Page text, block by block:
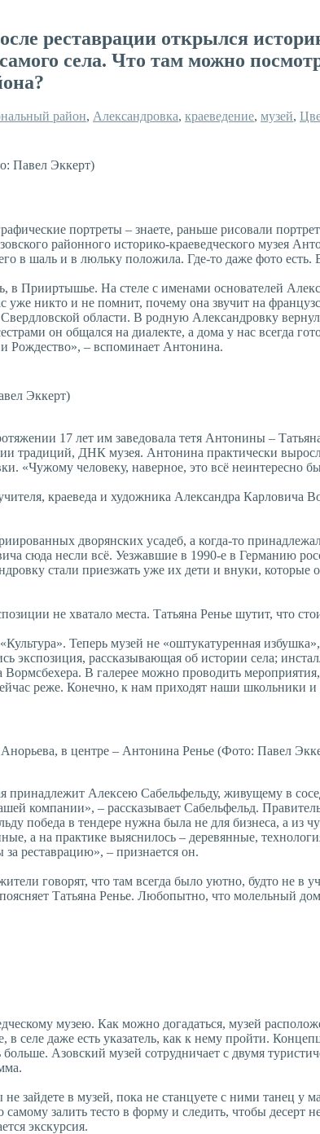
реставрации открылся
села. Что там можно
район, Александровка, краеведение, музей,
Павел Эккерт)
портреты – знаете, раньше рисовали
районного историко-краеведческого музея
в шаль и в люльку положила. Где-то даже фото
в Прииртышье. На стеле с именами основателей
уже никто и не помнит, почему она звучит на
области. В родную Александровку
он общался на диалекте, а дома у нас всегда
Рождество», – вспоминает Антонина.
Эккерт)
17 лет им заведовала тетя Антонины –
традиций, ДНК музея. Антонина практически
«Чужому человеку, наверное, это всё неинтересно
краеведа и художника Александра Карловича
дворянских усадеб, а когда-то
сюда несли всё. Уезжавшие в 1990-е в Германию
стали приезжать уже их дети и внуки,
не хватало места. Татьяна Ренье шутит, что
Теперь музей не «оштукатуренная
рассказывающая об истории села;
В галерее можно проводить
реже. Конечно, к нам приходят наши школьники
в центре – Антонина Ренье (Фото: Павел
принадлежит Алексею Сабельфельду, живущему в
компании», – рассказывает Сабельфельд.
победа в тендере нужна была не для бизнеса, а из
а на практике выяснилось – деревянные,
реставрацию», – признается он.
говорят, что там всегда было уютно, будто не
Татьяна Ренье. Любопытно, что молельный
музею. Как можно догадаться, музей
в селе даже есть указатель, как к нему пройти.
Азовский музей сотрудничает с двумя
зайдете в музей, пока не станцуете с ними танец у
залить тесто в форму и следить, чтобы десерт
экскурсия.